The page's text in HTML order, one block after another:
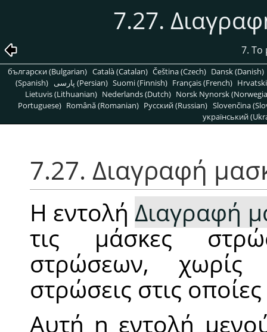
7.27.
7. Το
български (Bulgarian) Català (Catalan) Čeština (Czech) Dansk (Danish)
(Spanish)
پارسی (Persian) Suomi (Finnish) Français (French)
Lietuvis (Lithuanian) Nederlands (Dutch) Norsk Nynorsk
Portuguese) Română (Romanian) Pусский (Russian) Slovenčina
український
7.27. Διαγραφή
Η εντολήΔιαγραφή
τις μάσκες
στρώσεων,
στρώσεις στις
Αυτή η εντολή